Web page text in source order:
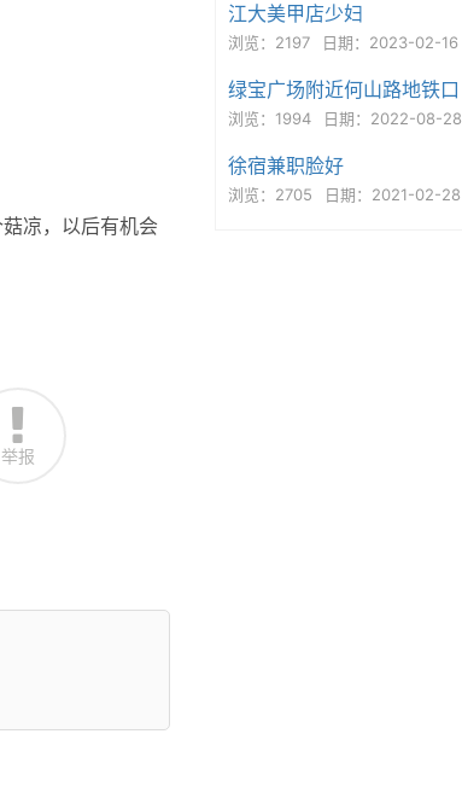
凉，以后有机会
举报
江大美甲店少妇
浏览：2197 日期：2023-02-16
绿宝广场附近何山路地铁口
浏览：1994 日期：2022-08-28
徐宿兼职脸好
浏览：2705 日期：2021-02-28